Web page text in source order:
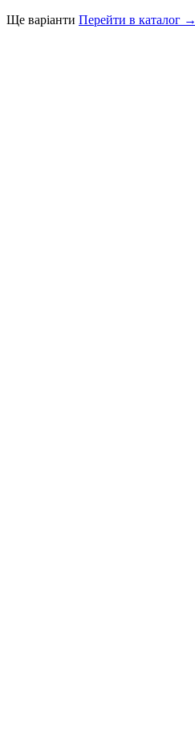
Ще варіанти Перейти в каталог →